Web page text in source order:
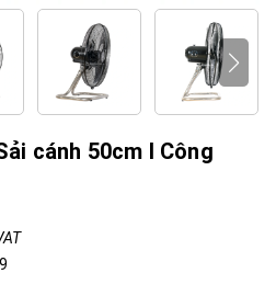
cánh 50cm I Công